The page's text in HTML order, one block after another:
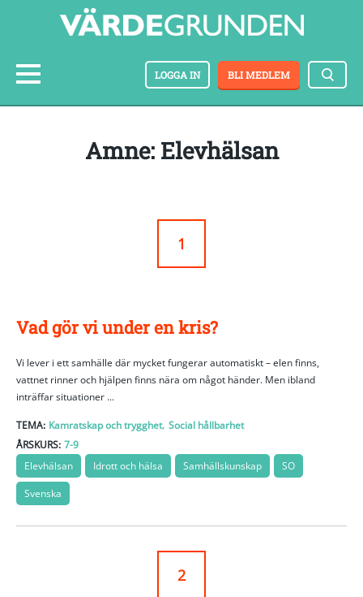
BLI MEDLEM
LOGGA IN
amne: Elevhälsan
1
Vad gör vi under en kris?
Vi lever i ett samhälle där mycket fungerar automatiskt – elen finns,
vattnet rinner och hjälpen finns nära om något händer. Men ibland
inträffar situationer ...
TEMA: Kamratskap och trygghet, Social hållbarhet
ÅRSKURS: 7-9
Elevhälsan
Idrott och hälsa Samhällskunskap
SO
Svenska
2